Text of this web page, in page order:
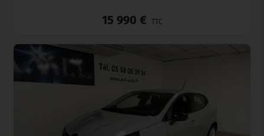
15 990 € TTC